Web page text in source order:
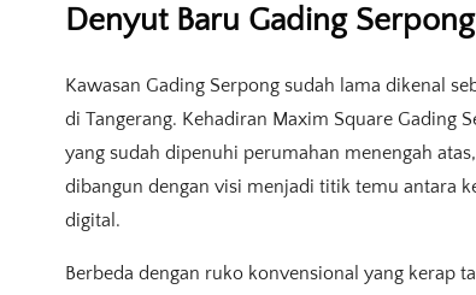
Denyut Baru Gading
Kawasan Gading Serpong sudah lama dikenal
di Tangerang. Kehadiran Maxim Square Gading
yang sudah dipenuhi perumahan menengah
dibangun dengan visi menjadi titik temu antara
digital.
Berbeda dengan ruko konvensional yang kerap